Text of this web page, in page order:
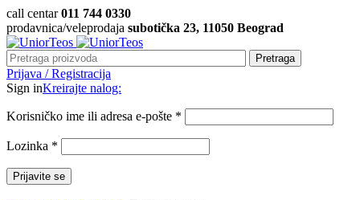
call centar011 744 0330
prodavnica/veleprodaja subotička 23, 11050 Beograd
Pretraga
Prijava / Registracija
Sign inKreirajte nalog:
Korisničko ime ili adresa e-pošte *
Lozinka *
Prijavite se